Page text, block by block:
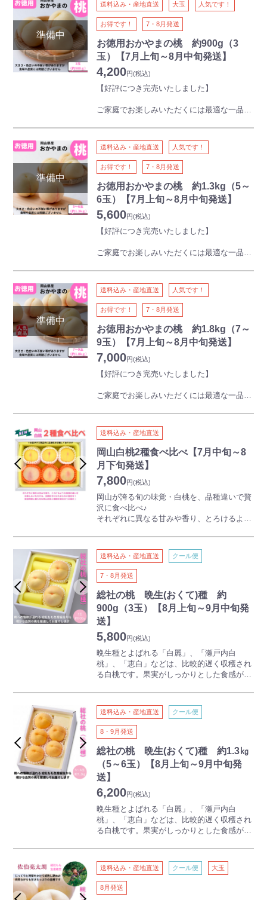
送料込み・産地直送 大玉 人気です！
お得です！ 7・8月発送
お徳用おかやまの桃 約900g（3
玉）【7月上旬～8月中旬発送】
4,200円(税込)
【好評につき完売いたしました】
ご家庭でお楽しみいただくには最適な一品で
このボリュームでこの価格はご満足いただけ
ること間違いなし！
規格外品のため、到着後はお早めにお召し上
がりください。
※お徳用商品のため、発送にお時間をいただ
く場合がございます。
【ご注意】
本商品は離島・沖縄県・北海道にはお届けで
きません
送料込み・産地直送 人気です！
お得です！ 7・8月発送
お徳用おかやまの桃 約1.3kg（5～
6玉）【7月上旬～8月中旬発送】
5,600円(税込)
【好評につき完売いたしました】
ご家庭でお楽しみいただくには最適な一品で
ちょうどいい内容量で当館で販売している果
物のなかで一番の人気です。
このボリュームでこの価格はご満足いただけ
ること間違いなし！
規格外品のため、到着後はお早めにお召し上
がりください。
※お徳用商品のため、発送にお時間をいただ
く場合がございます。
【ご注意】
きません
送料込み・産地直送 人気です！
お得です！ 7・8月発送
お徳用おかやまの桃 約1.8kg（7～
9玉）【7月上旬～8月中旬発送】
7,000円(税込)
【好評につき完売いたしました】
ご家庭でお楽しみいただくには最適な一品で
このボリュームでこの価格はご満足いただけ
ること間違いなし！
規格外品のため、到着後はお早めにお召し上
がりください。
※お徳用商品のため、発送にお時間をいただ
く場合がございます。
【ご注意】
本商品は離島・沖縄県・北海道にはお届けで
きません
本商品には熨斗をつけることができません
送料込み・産地直送
岡山白桃2種食べ比べ【7月中旬～8
月下旬発送】
7,800円(税込)
岡山が誇る旬の味覚・白桃を、品種違いで贅
沢に食べ比べ♪
それぞれに異なる甘みや香り、とろけるよう
白桃好きにはたまらない詰合せです。
発送時期に最も旬な岡山白桃２種類を詰合せ
てお届けします！
※品種はお選びいただけません。
※お届けする商品内に品種名を記載しており
ます。
送料込み・産地直送 クール便
7・8月発送
総社の桃 晩生(おくて)種 約
900g（3玉）【8月上旬～9月中旬発
送】
5,800円(税込)
晩生種とよばれる「白麗」、「瀬戸内白
桃」、「恵白」などは、比較的遅く収穫され
る白桃です。果実がしっかりとした食感が特
がりやすいのも人気の理由です。
吉備路として有名な古代吉備文化発祥の地・
総社市から、産地限定の桃をお届けします。
「お客様の気持ちになって美味しい桃を作
る」総社もも生産組合の心意気。適熟にこだ
わったブランド桃です。
送料込み・産地直送 クール便
8・9月発送
総社の桃 晩生(おくて)種 約1.3㎏
（5～6玉）【8月上旬～9月中旬発
送】
6,200円(税込)
晩生種とよばれる「白麗」、「瀬戸内白
桃」、「恵白」などは、比較的遅く収穫され
る白桃です。果実がしっかりとした食感が特
がりやすいのも人気の理由です。
吉備路として有名な古代吉備文化発祥の地・
総社市から、産地限定の桃をお届けします。
「お客様の気持ちになって美味しい桃を作
送料込み・産地直送 クール便 大玉
8月発送